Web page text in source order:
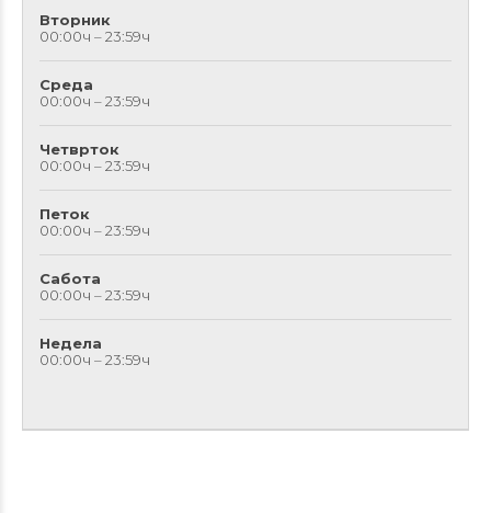
Вторник
00:00ч – 23:59ч
Среда
00:00ч – 23:59ч
Четврток
00:00ч – 23:59ч
Петок
00:00ч – 23:59ч
Сабота
00:00ч – 23:59ч
Недела
00:00ч – 23:59ч